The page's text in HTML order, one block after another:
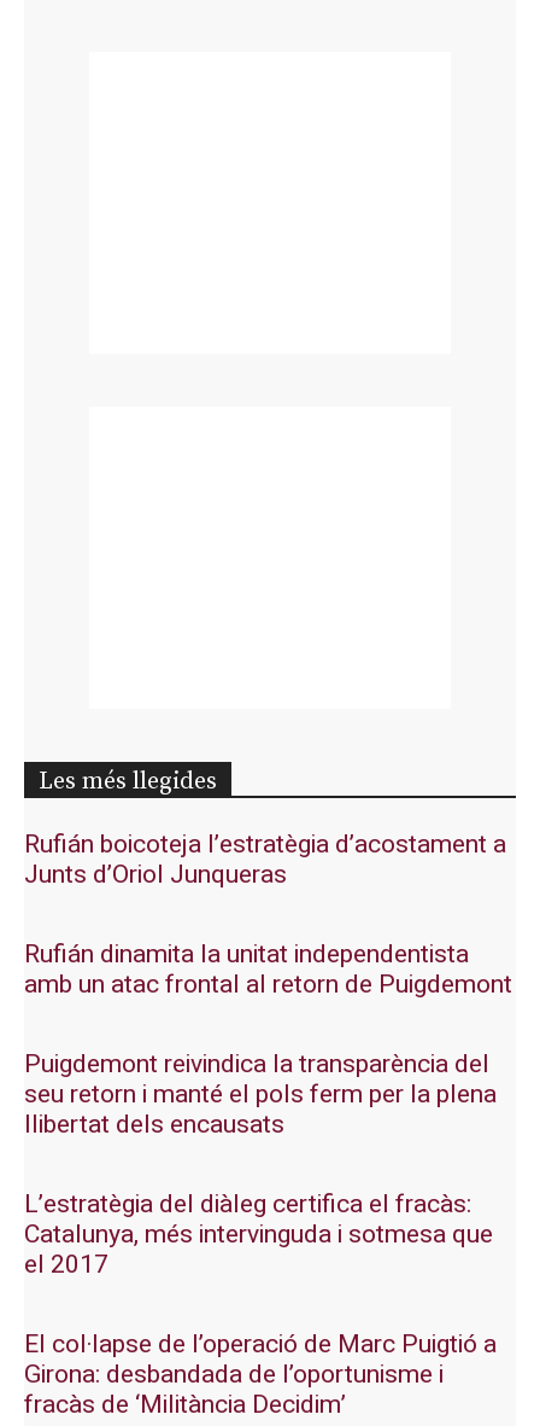
Les més llegides
Rufián boicoteja l’estratègia d’acostament a
Junts d’Oriol Junqueras
Rufián dinamita la unitat independentista
amb un atac frontal al retorn de Puigdemont
Puigdemont reivindica la transparència del
seu retorn i manté el pols ferm per la plena
llibertat dels encausats
L’estratègia del diàleg certifica el fracàs:
Catalunya, més intervinguda i sotmesa que
el 2017
El col·lapse de l’operació de Marc Puigtió a
Girona: desbandada de l’oportunisme i
fracàs de ‘Militància Decidim’